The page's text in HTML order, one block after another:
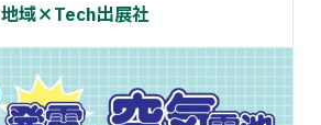
地域×Tech出展社